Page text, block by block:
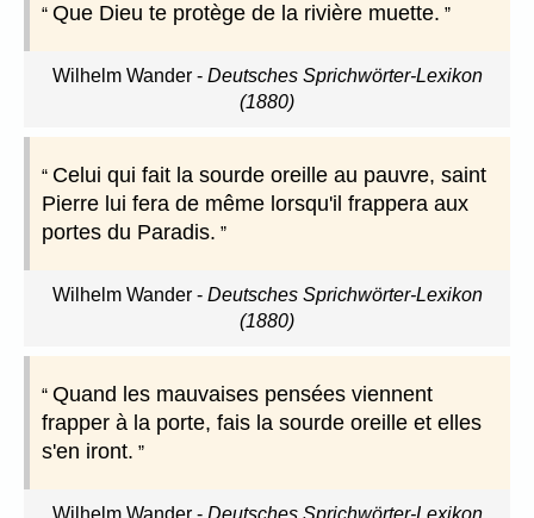
Que Dieu te protège de la rivière muette.
Wilhelm Wander- Deutsches Sprichwörter-Lexikon
(1880)
Celui qui fait la sourde oreille au pauvre, saint
Pierre lui fera de même lorsqu'il frappera aux
portes du Paradis.
Wilhelm Wander- Deutsches Sprichwörter-Lexikon
(1880)
Quand les mauvaises pensées viennent
frapper à la porte, fais la sourde oreille et elles
s'en iront.
Wilhelm Wander- Deutsches Sprichwörter-Lexikon